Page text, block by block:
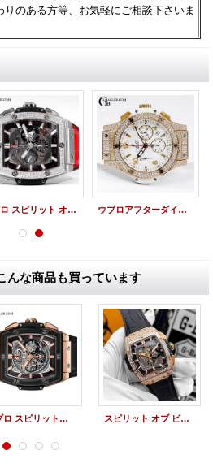
のある方等、お気軽にご相談下さいま
ウブロ スピリット オブ ビッグバン アフターダイヤ 2列ダイヤベゼル 601.NX.0173.LR ウブロアフターダイヤ ビッグバン パヴェダイヤ RG 純正ダイヤ 301.PE.230.RW.174
んな商品も買っています
ウブロ スピリットオブビッグバン キングゴールド セラミック 45mm 601.OM.0183.LR 新品 スピリット オブ ビッグバン キングゴールド ジュエリー 601.OM.0183.LR HUBLOT時計